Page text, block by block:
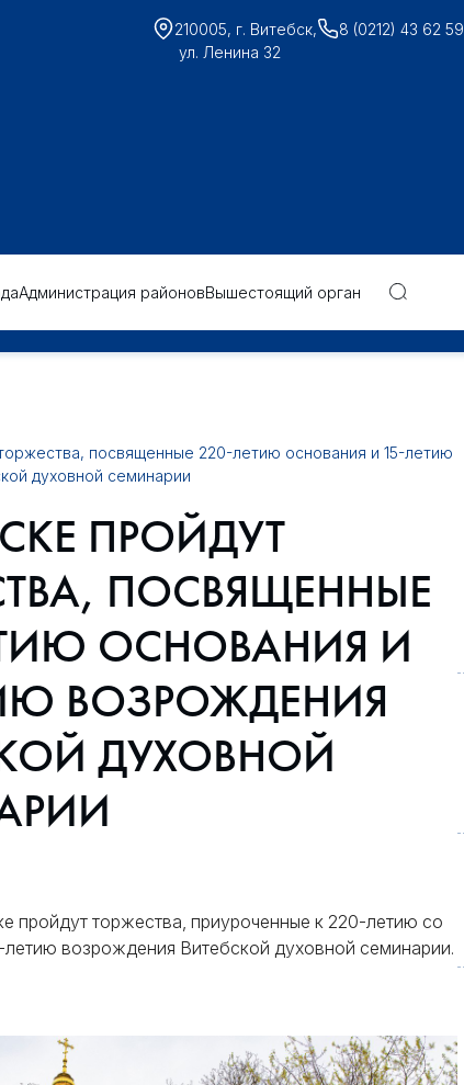
210005, г. Витебск,
ул. Ленина 32
8 (0212) 43 62 59
Администрация районовВышестоящий орган
посвященные 220-летию основания и 15-летию
духовной семинарии
ПРОЙДУТ
ПОСВЯЩЕННЫЕ
ОСНОВАНИЯ И
ВОЗРОЖДЕНИЯ
ДУХОВНОЙ
пройдут торжества, приуроченные к 220-летию со
летию возрождения Витебской духовной семинарии.